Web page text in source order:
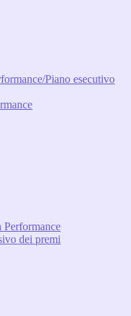
Piano esecutivo
Performance
dei premi